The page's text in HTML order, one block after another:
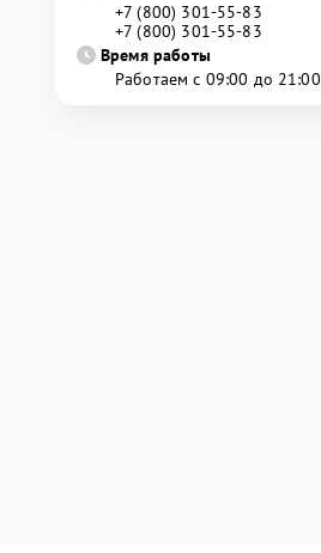
+7 (800) 301-55-83
+7 (800) 301-55-83
Время работы
Работаем с 09:00 до 21:00